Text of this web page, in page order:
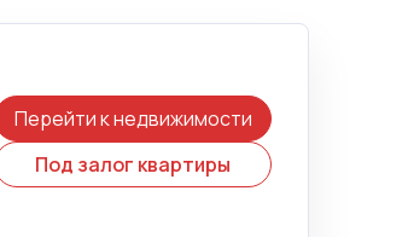
Перейти к недвижимости
Под залог квартиры